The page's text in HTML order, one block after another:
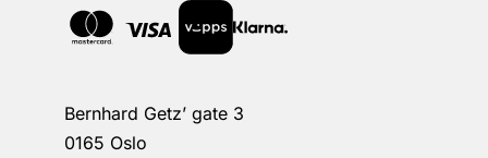
Bernhard Getz’ gate 3
0165 Oslo